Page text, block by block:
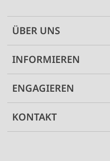
ÜBER UNS
INFORMIEREN
ENGAGIEREN
KONTAKT